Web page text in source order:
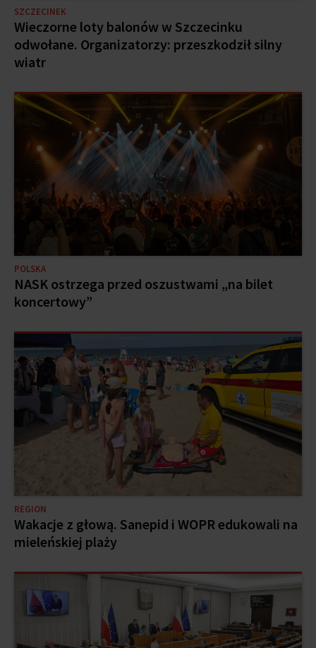
SZCZECINEK
Wieczorne loty balonów w Szczecinku
odwołane. Organizatorzy: przeszkodził silny
wiatr
POLSKA
NASK ostrzega przed oszustwami „na bilet
koncertowy”
REGION
Wakacje z głową. Sanepid i WOPR edukowali na
mieleńskiej plaży